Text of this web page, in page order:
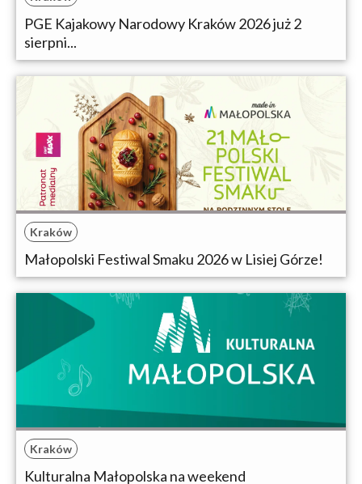
PGE Kajakowy Narodowy Kraków 2026 już 2
sierpni...
Kraków
Małopolski Festiwal Smaku 2026 w Lisiej Górze!
Kraków
Kulturalna Małopolska na weekend